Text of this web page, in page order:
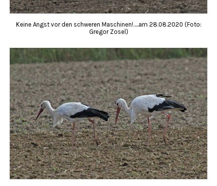
Keine Angst vor den schweren Maschinen!…..am 28.08.2020 (Foto:
Gregor Zosel)